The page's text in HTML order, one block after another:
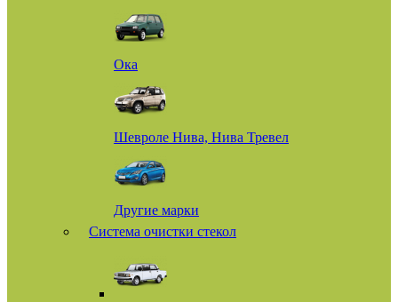
Ока
Шевроле Нива, Нива Тревел
Другие марки
Система очистки стекол